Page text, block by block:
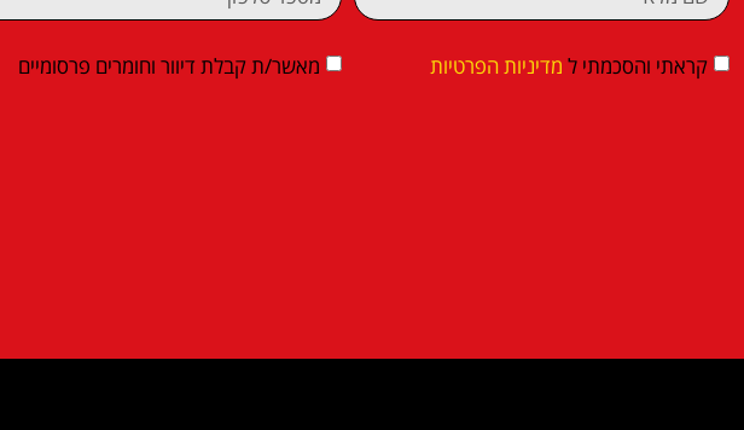
קראתי והסכמתי ל מדיניות הפרטיות מאשר/ת קבלת דיוור וחומרים פרסומיים